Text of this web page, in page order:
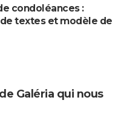
condoléances :
textes et modèle de
Galéria qui nous